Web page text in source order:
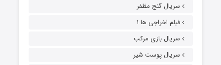
سریال گنج مظفر
فیلم اخراجی ها ۱
سریال بازی مرکب
سریال پوست شیر